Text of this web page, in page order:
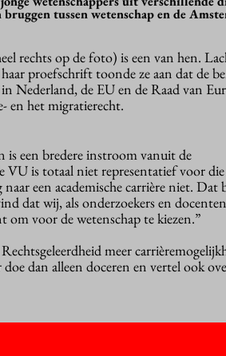
tussen wetenschap en de
rechts op de foto) is een van hen.
proefschrift toonde ze aan dat de
Nederland, de EU en de Raad van
en het migratierecht.
is een bredere instroom vanuit de
VU is totaal niet representatief voor die
een academische carrière niet. Dat
dat wij, als onderzoekers en
voor de wetenschap te kiezen.”
meer
dan alleen doceren en vertel ook
talenten op te snijden. Ze viel in elk